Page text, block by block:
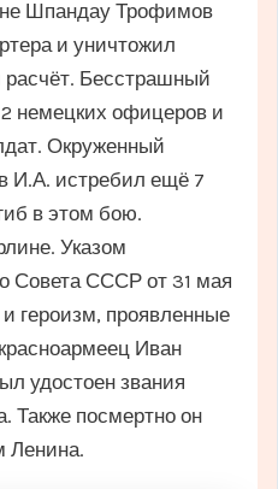
Шпандау Трофимов
и уничтожил
Бесстрашный
немецких офицеров и
Окруженный
И.А. истребил ещё 7
в этом бою.
Указом
Совета СССР от 31 мая
героизм, проявленные
Иван
удостоен звания
Также посмертно он
Ленина.